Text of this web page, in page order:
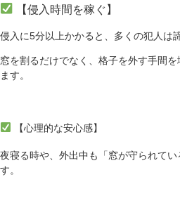
【侵入時間を稼ぐ】
侵入に5分以上かかると、多くの犯人は
窓を割るだけでなく、格子を外す手間
ます。
【心理的な安心感】
夜寝る時や、外出中も「窓が守られて
す。